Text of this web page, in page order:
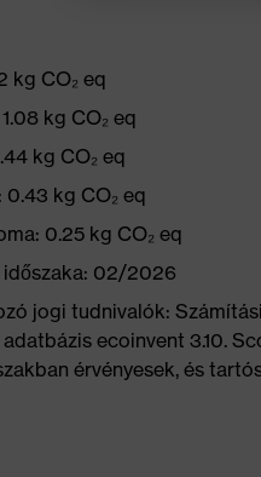
kg CO₂ eq
kg CO₂ eq
kg CO₂ eq
kg CO₂ eq
0.25 kg CO₂ eq
időszaka: 02/2026
jogi tudnivalók:
adatbázis ecoinvent 3.10.
érvényesek, és